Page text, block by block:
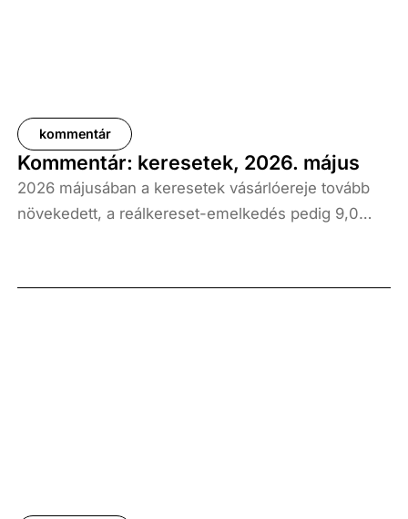
kommentár
Kommentár: keresetek, 2026. május
2026 májusában a keresetek vásárlóereje tovább
növekedett, a reálkereset-emelkedés pedig 9,0
százalékot, a nettóé 11,0 százalékot tett ki, emellett